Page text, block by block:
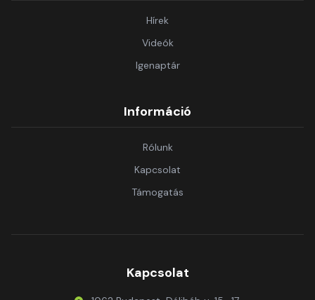
Hírek
Videók
Igenaptár
Információ
Rólunk
Kapcsolat
Támogatás
Kapcsolat